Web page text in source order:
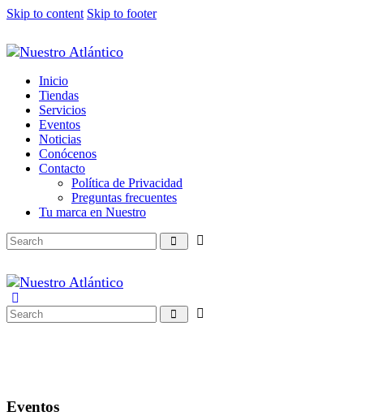
Skip to content Skip to footer
Inicio
Tiendas
Servicios
Eventos
Noticias
Conócenos
Contacto
Política de Privacidad
Preguntas frecuentes
Tu marca en Nuestro
Eventos